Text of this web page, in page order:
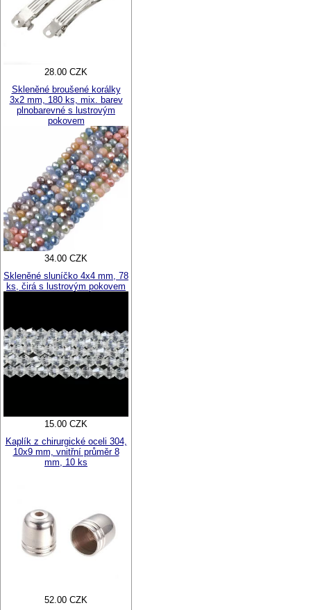
28.00 CZK
Skleněné broušené korálky
3x2 mm, 180 ks, mix. barev
plnobarevné s lustrovým
pokovem
34.00 CZK
Skleněné sluníčko 4x4 mm, 78
ks, čirá s lustrovým pokovem
15.00 CZK
Kaplík z chirurgické oceli 304,
10x9 mm, vnitřní průměr 8
mm, 10 ks
52.00 CZK